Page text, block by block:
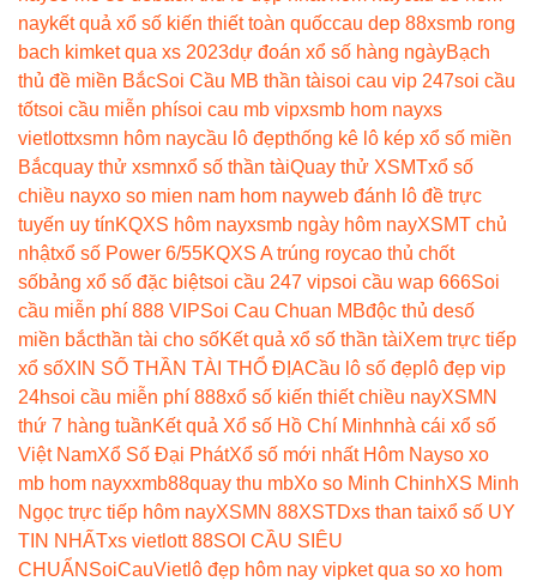
naykết quả xổ số kiến thiết toàn quốccau dep 88xsmb rong
bach kimket qua xs 2023dự đoán xổ số hàng ngàyBạch
thủ đề miền BắcSoi Cầu MB thần tàisoi cau vip 247soi cầu
tốtsoi cầu miễn phísoi cau mb vipxsmb hom nayxs
vietlottxsmn hôm naycầu lô đẹpthống kê lô kép xổ số miền
Bắcquay thử xsmnxổ số thần tàiQuay thử XSMTxổ số
chiều nayxo so mien nam hom nayweb đánh lô đề trực
tuyến uy tínKQXS hôm nayxsmb ngày hôm nayXSMT chủ
nhậtxổ số Power 6/55KQXS A trúng roycao thủ chốt
sốbảng xổ số đặc biệtsoi cầu 247 vipsoi cầu wap 666Soi
cầu miễn phí 888 VIPSoi Cau Chuan MBđộc thủ desố
miền bắcthần tài cho sốKết quả xổ số thần tàiXem trực tiếp
xổ sốXIN SỐ THẦN TÀI THỔ ĐỊACầu lô số đẹp lô đẹp vip
24hsoi cầu miễn phí 888xổ số kiến thiết chiều nayXSMN
thứ 7 hàng tuầnKết quả Xổ số Hồ Chí Minhnhà cái xổ số
Việt NamXổ Số Đại PhátXổ số mới nhất Hôm Nayso xo
mb hom nayxxmb88quay thu mbXo so Minh ChinhXS Minh
Ngọc trực tiếp hôm nayXSMN 88XSTDxs than taixổ số UY
TIN NHẤTxs vietlott 88SOI CẦU SIÊU
CHUẨN SoiCauVietlô đẹp hôm nay vipket qua so xo hom